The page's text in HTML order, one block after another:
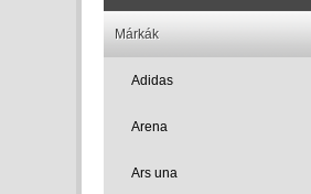
Márkák
Adidas
Arena
Ars una